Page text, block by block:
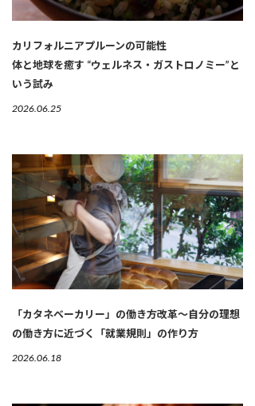
カリフォルニアプルーンの可能性
体と地球を癒す “ウェルネス・ガストロノミー”と
いう試み
2026.06.25
「カタネベーカリー」の働き方改革～自分の理想
の働き方に近づく「就業規則」の作り方
2026.06.18